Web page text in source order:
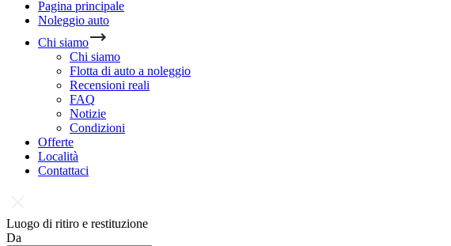
Pagina principale
Noleggio auto
Chi siamo
Chi siamo
Flotta di auto a noleggio
Recensioni reali
FAQ
Notizie
Condizioni
Offerte
Località
Contattaci
Luogo di ritiro e restituzione
Da